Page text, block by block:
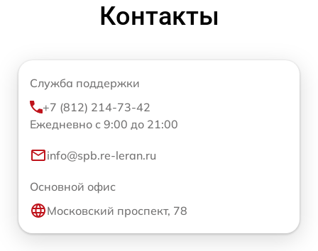
Контакты
Служба поддержки
+7 (812) 214-73-42
Ежедневно с 9:00 до 21:00
info@spb.re-leran.ru
Основной офис
Московский проспект, 78